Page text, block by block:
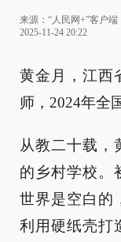
来源： “人民网+”客户端
2025-11-24 20:22
黄金月，江西
师，2024年全
从教二十载，
的乡村学校。
世界是空白的
利用硬纸壳打